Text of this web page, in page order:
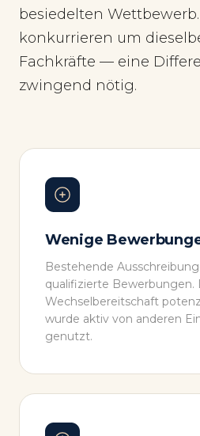
besiedelten
konkurrieren um
Fachkräfte — eine
zwingend nötig.
Wenige
Bestehende
qualifizierte Bewerbungen.
Wechselbereitschaft
wurde aktiv von anderen
genutzt.